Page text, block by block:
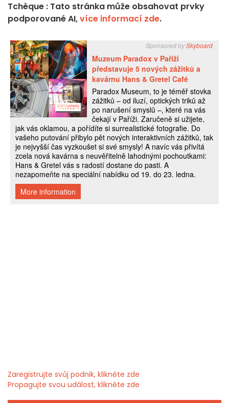
Tchèque : Tato stránka může obsahovat prvky
podporované AI,více informací zde.
Zaregistrujte svůj podnik, klikněte zde
Propagujte svou událost, klikněte zde